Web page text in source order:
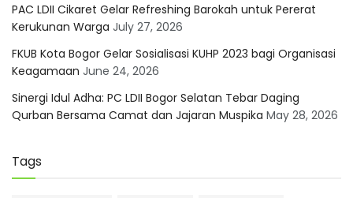
PAC LDII Cikaret Gelar Refreshing Barokah untuk Pererat
Kerukunan Warga July 27, 2026
FKUB Kota Bogor Gelar Sosialisasi KUHP 2023 bagi Organisasi
Keagamaan June 24, 2026
Sinergi Idul Adha: PC LDII Bogor Selatan Tebar Daging
Qurban Bersama Camat dan Jajaran Muspika May 28, 2026
Tags